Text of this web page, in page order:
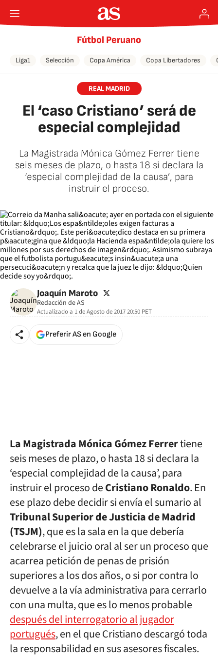
Fútbol Peruano
Liga1 Selección Copa América Copa Libertadores
REAL MADRID
El ‘caso Cristiano’ será de
especial complejidad
La Magistrada Mónica Gómez Ferrer tiene
seis meses de plazo, o hasta 18 si declara la
‘especial complejidad de la causa’, para
instruir el proceso.
Joaquín Maroto twitter
Redacción de AS
Actualizado a 1 de Agosto de 2017 20:50 PET
Preferir AS en Google
La Magistrada Mónica Gómez Ferrertiene
seis meses de plazo, o hasta 18 si declara la
‘especial complejidad de la causa’, para
instruir el proceso deCristiano Ronaldo. En
ese plazo debe decidir si envía el sumario al
Tribunal Superior de Justicia de Madrid
(TSJM), que es la sala en la que debería
celebrarse el juicio oral al ser un proceso que
acarrea petición de penas de prisión
superiores a los dos años, o si por contra lo
devuelve a la vía administrativa para cerrarlo
con una multa, que es lo menos probable
después del interrogatorio al jugador
portugués, en el que Cristiano descargó toda
la responsabilidad en sus asesores fiscales.